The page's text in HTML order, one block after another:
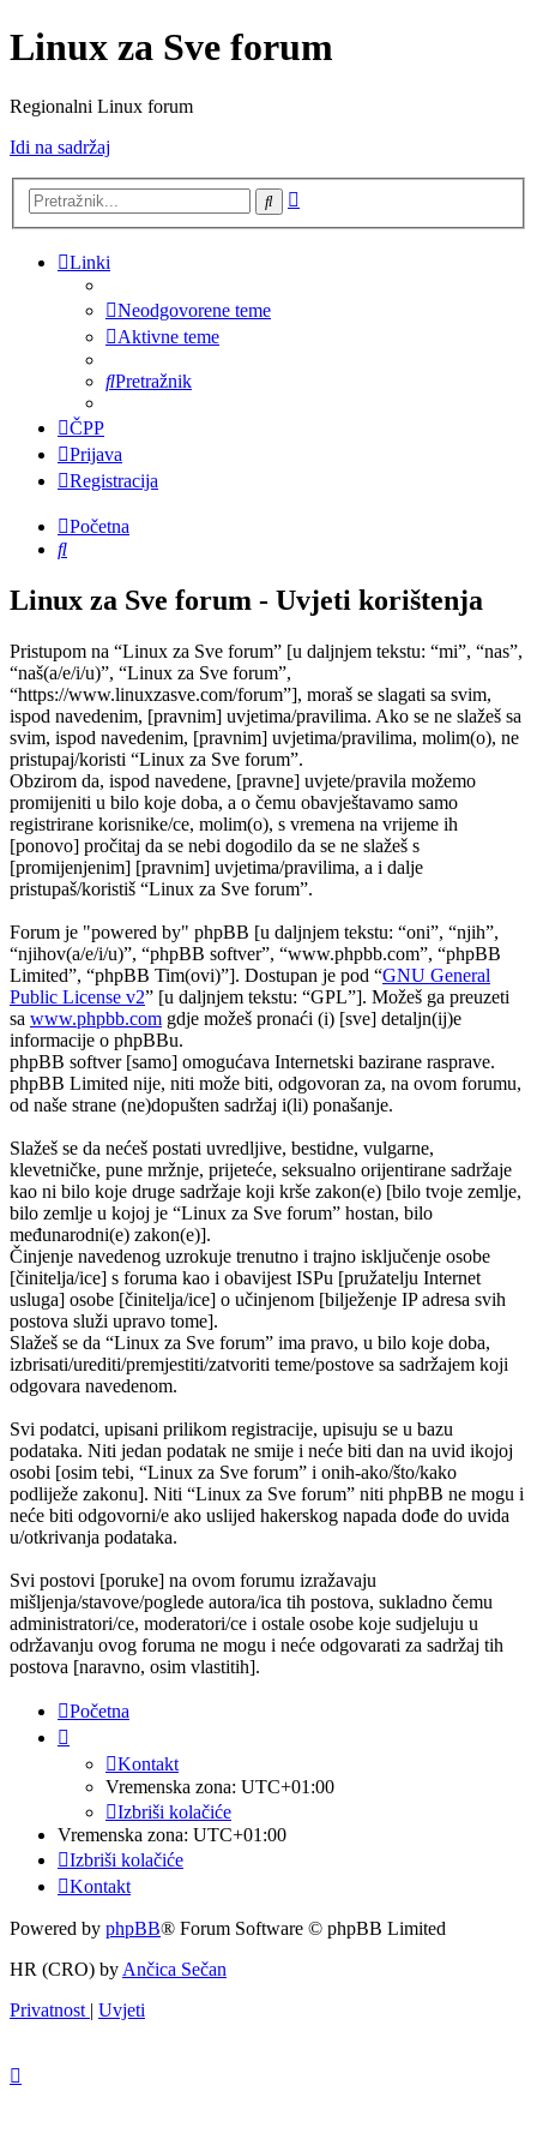
Linux za Sve forum
Regionalni Linux forum
Idi na sadržaj
Pretražnik
Linki
Neodgovorene teme
Aktivne teme
Pretražnik
ČPP
Prijava
Registracija
Početna
Pretražnik
Linux za Sve forum - Uvjeti korištenja
Pristupom na “Linux za Sve forum” [u daljnjem tekstu: “mi”, “nas”,
“naš(a/e/i/u)”, “Linux za Sve forum”,
“https://www.linuxzasve.com/forum”], moraš se slagati sa svim,
ispod navedenim, [pravnim] uvjetima/pravilima. Ako se ne slažeš sa
svim, ispod navedenim, [pravnim] uvjetima/pravilima, molim(o), ne
pristupaj/koristi “Linux za Sve forum”.
Obzirom da, ispod navedene, [pravne] uvjete/pravila možemo
promijeniti u bilo koje doba, a o čemu obavještavamo samo
registrirane korisnike/ce, molim(o), s vremena na vrijeme ih
[ponovo] pročitaj da se nebi dogodilo da se ne slažeš s
[promijenjenim] [pravnim] uvjetima/pravilima, a i dalje
pristupaš/koristiš “Linux za Sve forum”.
Forum je "powered by" phpBB [u daljnjem tekstu: “oni”, “njih”,
“njihov(a/e/i/u)”, “phpBB softver”, “www.phpbb.com”, “phpBB
Limited”, “phpBB Tim(ovi)”]. Dostupan je pod “GNU General
Public License v2” [u daljnjem tekstu: “GPL”]. Možeš ga preuzeti
sa www.phpbb.com gdje možeš pronaći (i) [sve] detaljn(ij)e
informacije o phpBBu.
phpBB softver [samo] omogućava Internetski bazirane rasprave.
phpBB Limited nije, niti može biti, odgovoran za, na ovom forumu,
od naše strane (ne)dopušten sadržaj i(li) ponašanje.
Slažeš se da nećeš postati uvredljive, bestidne, vulgarne,
klevetničke, pune mržnje, prijeteće, seksualno orijentirane sadržaje
kao ni bilo koje druge sadržaje koji krše zakon(e) [bilo tvoje zemlje,
bilo zemlje u kojoj je “Linux za Sve forum” hostan, bilo
međunarodni(e) zakon(e)].
Činjenje navedenog uzrokuje trenutno i trajno isključenje osobe
[činitelja/ice] s foruma kao i obavijest ISPu [pružatelju Internet
usluga] osobe [činitelja/ice] o učinjenom [bilježenje IP adresa svih
postova služi upravo tome].
Slažeš se da “Linux za Sve forum” ima pravo, u bilo koje doba,
izbrisati/urediti/premjestiti/zatvoriti teme/postove sa sadržajem koji
odgovara navedenom.
Svi podatci, upisani prilikom registracije, upisuju se u bazu
podataka. Niti jedan podatak ne smije i neće biti dan na uvid ikojoj
osobi [osim tebi, “Linux za Sve forum” i onih-ako/što/kako
podliježe zakonu]. Niti “Linux za Sve forum” niti phpBB ne mogu i
neće biti odgovorni/e ako uslijed hakerskog napada dođe do uvida
u/otkrivanja podataka.
Svi postovi [poruke] na ovom forumu izražavaju
mišljenja/stavove/poglede autora/ica tih postova, sukladno čemu
administratori/ce, moderatori/ce i ostale osobe koje sudjeluju u
održavanju ovog foruma ne mogu i neće odgovarati za sadržaj tih
postova [naravno, osim vlastitih].
Početna
Kontakt
Vremenska zona: UTC+01:00
Izbriši kolačiće
Vremenska zona: UTC+01:00
Izbriši kolačiće
Kontakt
Powered by phpBB® Forum Software © phpBB Limited
HR (CRO) by Ančica Sečan
Privatnost | Uvjeti